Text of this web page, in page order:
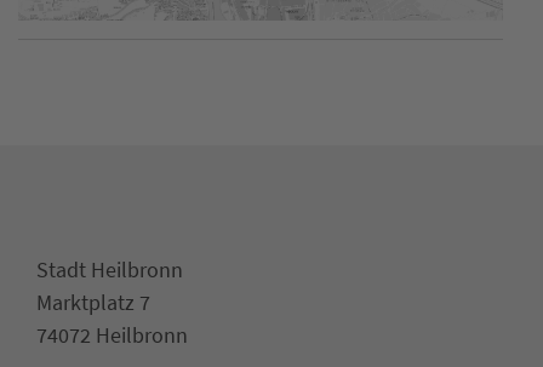
Stadt Heilbronn
Marktplatz 7
74072 Heilbronn